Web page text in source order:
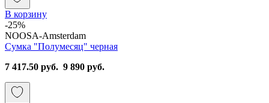
В корзину
-25%
NOOSA-Amsterdam
Сумка "Полумесяц" черная
7 417.50 руб. 9 890 руб.